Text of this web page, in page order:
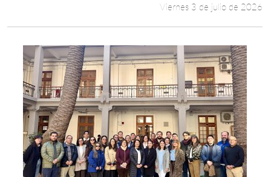
Viernes 3 de julio de 2026